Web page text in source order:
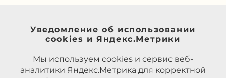
Уведомление об использовании
cookies и Яндекс.Метрики
Мы используем cookies и сервис веб-
аналитики Яндекс.Метрика для корректной